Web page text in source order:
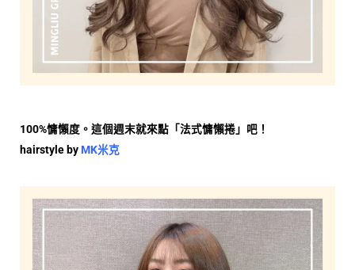
100%慵懶度。這個週末就來點「法式慵懶捲」吧！
hairstyle by MK米克